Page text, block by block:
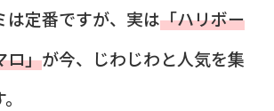
は定番ですが、実は「ハリボー
ロ」が今、じわじわと人気を集